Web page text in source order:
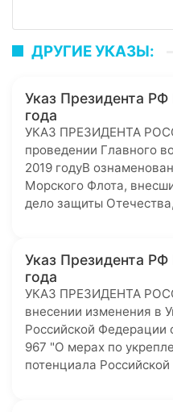
ДРУГИЕ УКАЗЫ:
Указ Президента
года
УКАЗ ПРЕЗИДЕНТА
проведении Главного
2019 годуВ
Морского Флота,
дело защиты
Указ Президента
года
УКАЗ ПРЕЗИДЕНТА
внесении изменения в
Российской Федерации
967 "О мерах по
потенциала